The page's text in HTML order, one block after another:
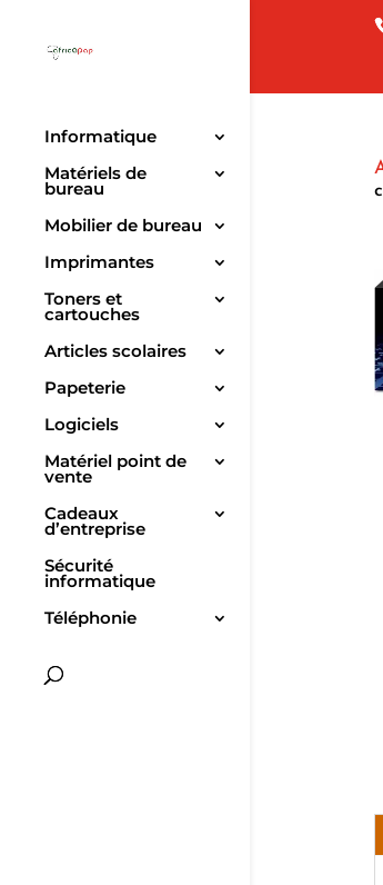
Informatique
Matériels de
bureau
Mobilier de bureau
Imprimantes
Toners et
cartouches
Articles scolaires
Papeterie
Logiciels
Matériel point de
vente
Cadeaux
d’entreprise
Sécurité
informatique
Téléphonie